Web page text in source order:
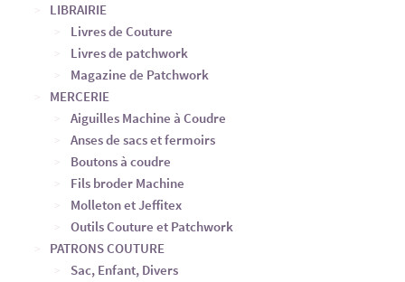
LIBRAIRIE
Livres de Couture
Livres de patchwork
Magazine de Patchwork
MERCERIE
Aiguilles Machine à Coudre
Anses de sacs et fermoirs
Boutons à coudre
Fils broder Machine
Molleton et Jeffitex
Outils Couture et Patchwork
PATRONS COUTURE
Sac, Enfant, Divers